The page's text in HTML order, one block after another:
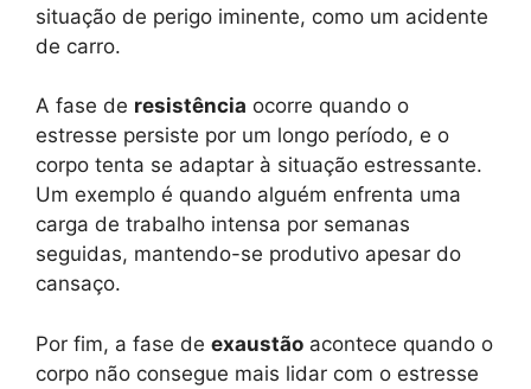
situação de perigo iminente, como um acidente
de carro.
A fase de resistência ocorre quando o
estresse persiste por um longo período, e o
corpo tenta se adaptar à situação estressante.
Um exemplo é quando alguém enfrenta uma
carga de trabalho intensa por semanas
seguidas, mantendo-se produtivo apesar do
cansaço.
Por fim, a fase de exaustão acontece quando o
corpo não consegue mais lidar com o estresse